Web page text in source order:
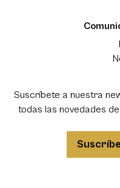
Suscríbete a nuestra
todas las novedades